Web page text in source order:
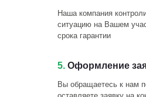
Наша компания
ситуацию на Вашем
срока гарантии
5. Оформление
Вы обращаетесь к нам